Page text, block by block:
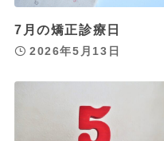
7月の矯正診療日
2026年5月13日